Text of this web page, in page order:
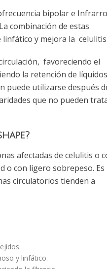
bipolar e
combinación de estas
linfático y mejora la celulitis.
favoreciendo el
la retención de
puede utilizarse después
que no pueden
afectadas de celulitis o
o con ligero sobrepeso. Es
circulatorios tienden a
y linfático.